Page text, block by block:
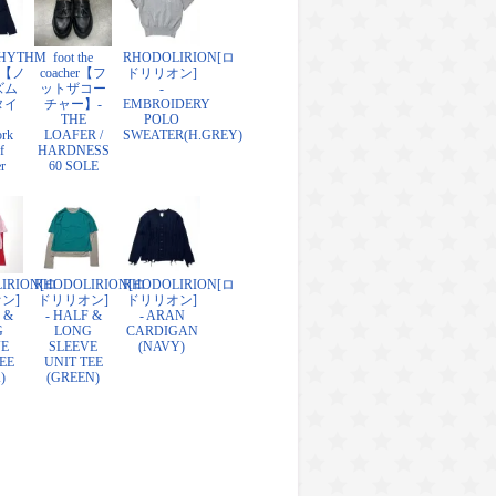
ノ
ム
イ
foot the
coacher【フ
ットザコー
チャー】-
THE
LOAFER /
HARDNESS
60 SOLE
RHODOLIRION[ロ
ドリリオン]
-
EMBROIDERY
POLO
SWEATER(H.GREY)
ロ
]
&
RHODOLIRION[ロ
ドリリオン]
- HALF &
LONG
SLEEVE
UNIT TEE
(GREEN)
RHODOLIRION[ロ
ドリリオン]
- ARAN
CARDIGAN
(NAVY)